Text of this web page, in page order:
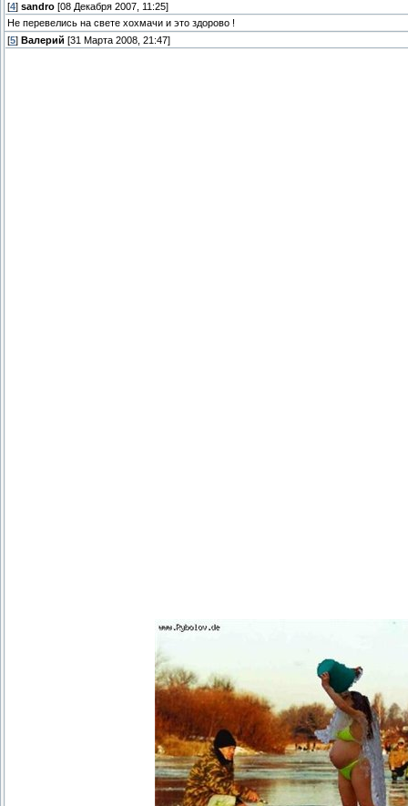
[4] sandro [08 Декабря 2007, 11:25]
Не перевелись на свете хохмачи и это здорово !
[5] Валерий [31 Марта 2008, 21:47]